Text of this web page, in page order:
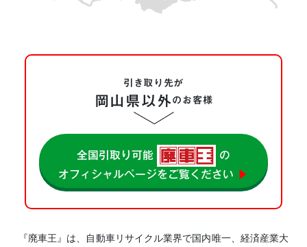
引き取り先が
岡山県以外の お客様
全国引取り可能
の
オフィシャルページをご覧ください
▶
『廃車王』は、自動車リサイクル業界で国内唯一、経済産業大